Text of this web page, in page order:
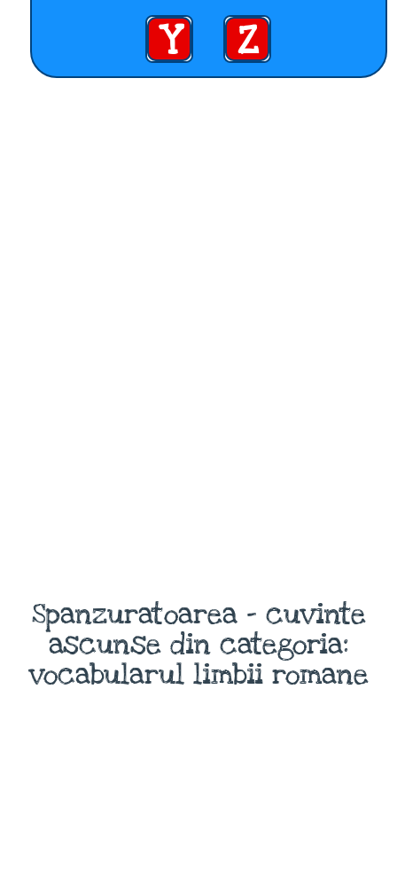
Y
Z
Spanzuratoarea - cuvinte
ascunse din categoria:
vocabularul limbii romane